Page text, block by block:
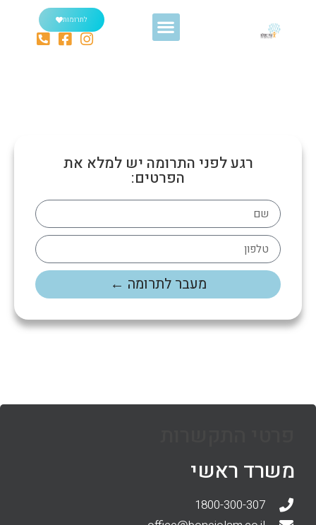
לתרומות
רגע לפני התרומה יש למלא את
הפרטים:
מעבר לתרומה ←
משרד ראשי
1800-300-307